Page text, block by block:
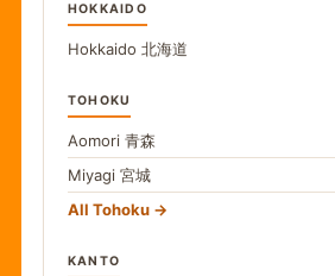
HOKKAIDO
Hokkaido 北海道
TOHOKU
Aomori 青森
Miyagi 宮城
All Tohoku
KANTO